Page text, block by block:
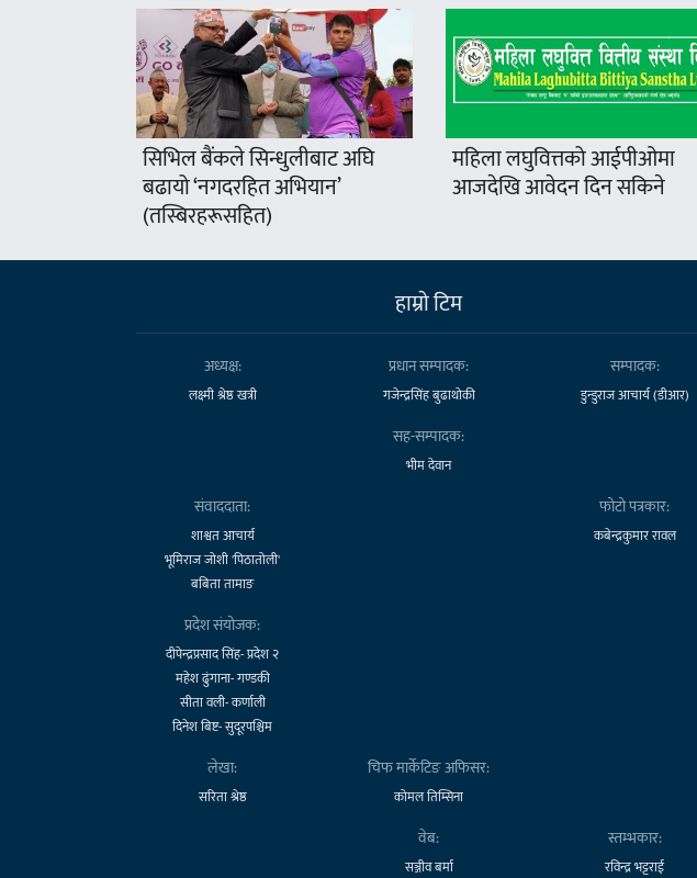
सिभिल बैंकले सिन्धुलीबाट अघि
बढायो ‘नगदरहित अभियान’
(तस्बिरहरूसहित)
महिला लघुवित्तको आईपीओमा
आजदेखि आवेदन दिन सकिने
हाम्राे टिम
अध्यक्ष:
लक्ष्मी श्रेष्ठ खत्री
प्रधान सम्पादक:
गजेन्द्रसिंह बुढाथोकी
सम्पादक:
डुन्डुराज आचार्य (डीआर)
सह-सम्पादक:
भीम देवान
संवाददाता:
शाश्वत आचार्य
भूमिराज जोशी 'पिठातोली'
बबिता तामाङ
फोटो पत्रकार:
कबेन्द्रकुमार रावल
प्रदेश संयोजक:
दीपेन्द्रप्रसाद सिंह- प्रदेश २
महेश ढुंगाना- गण्डकी
सीता वली- कर्णाली
दिनेश बिष्ट- सुदूरपश्चिम
लेखा:
सरिता श्रेष्ठ
चिफ मार्केटिङ अफिसर:
कोमल तिम्सिना
वेब:
सञ्जीव बर्मा
स्तम्भकार:
रविन्द्र भट्टराई